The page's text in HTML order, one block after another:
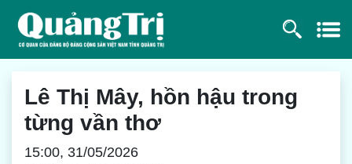
Lê Thị Mây, hồn hậu trong
từng vần thơ
15:00, 31/05/2026